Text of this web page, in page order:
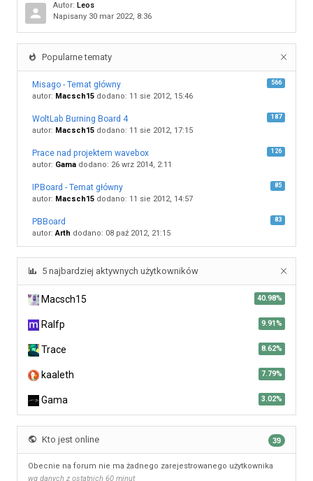
Autor: Leos
Napisany 30 mar 2022, 8:36
Popularne tematy
566
Misago - Temat główny
autor: Macsch15 dodano: 11 sie 2012, 15:46
187
WoltLab Burning Board 4
autor: Macsch15 dodano: 11 sie 2012, 17:15
126
Prace nad projektem wavebox
autor: Gama dodano: 26 wrz 2014, 2:11
85
IP.Board - Temat główny
autor: Macsch15 dodano: 11 sie 2012, 14:57
83
PBBoard
autor:Arth dodano: 08 paź 2012, 21:15
5 najbardziej aktywnych użytkowników
Macsch15 40.98%
Ralfp 9.91%
Trace 8.62%
kaaleth 7.79%
Gama 3.02%
Kto jest online 39
Obecnie na forum nie ma żadnego zarejestrowanego użytkownika
wg danych z ostatnich 60 minut